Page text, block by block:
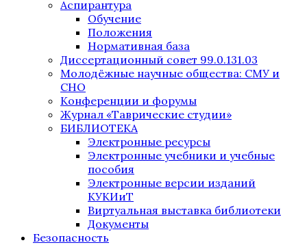
Аспирантура
Обучение
Положения
Нормативная база
Диссертационный совет 99.0.131.03
Молодёжные научные общества: СМУ и
СНО
Конференции и форумы
Журнал «Таврические студии»
БИБЛИОТЕКА
Электронные ресурсы
Электронные учебники и учебные
пособия
Электронные версии изданий
КУКИиТ
Виртуальная выставка библиотеки
Документы
Безопасность